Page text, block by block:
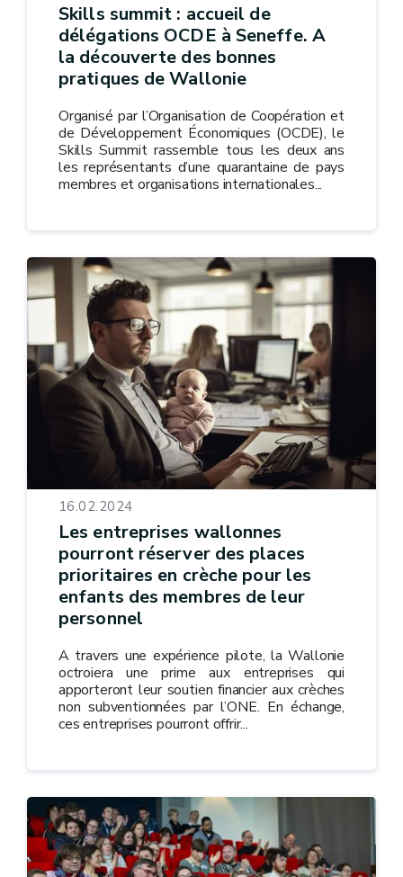
Skills summit : accueil de
délégations OCDE à Seneffe. A
la découverte des bonnes
pratiques de Wallonie
Organisé par l’Organisation de Coopération et
de Développement Économiques (OCDE), le
Skills Summit rassemble tous les deux ans
les représentants d’une quarantaine de pays
membres et organisations internationales...
16.02.2024
Les entreprises wallonnes
pourront réserver des places
prioritaires en crèche pour les
enfants des membres de leur
personnel
A travers une expérience pilote, la Wallonie
octroiera une prime aux entreprises qui
apporteront leur soutien financier aux crèches
non subventionnées par l’ONE. En échange,
ces entreprises pourront offrir...